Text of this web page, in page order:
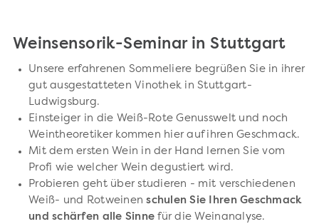
Weinsensorik-Seminar in Stuttgart
Unsere erfahrenen Sommeliere begrüßen Sie in ihrer
gut ausgestatteten Vinothek in Stuttgart-
Ludwigsburg.
Einsteiger in die Weiß-Rote Genusswelt und noch
Weintheoretiker kommen hier auf ihren Geschmack.
Mit dem ersten Wein in der Hand lernen Sie vom
Profi wie welcher Wein degustiert wird.
Probieren geht über studieren - mit verschiedenen
Weiß- und Rotweinenschulen Sie Ihren Geschmack
und schärfen alle Sinnefür die Weinanalyse.